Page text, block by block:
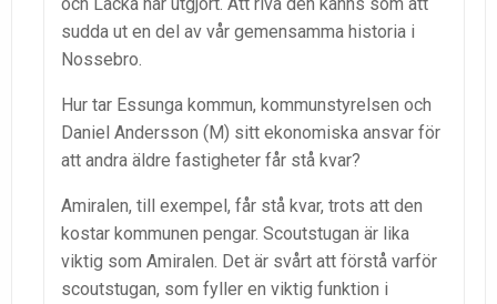
sudda ut en del av vår gemensamma historia i
Nossebro.
Hur tar Essunga kommun, kommunstyrelsen och
Daniel Andersson (M) sitt ekonomiska ansvar för
att andra äldre fastigheter får stå kvar?
Amiralen, till exempel, får stå kvar, trots att den
kostar kommunen pengar. Scoutstugan är lika
viktig som Amiralen. Det är svårt att förstå varför
scoutstugan, som fyller en viktig funktion i